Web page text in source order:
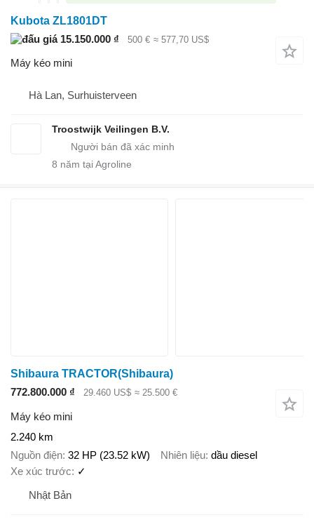
Kubota ZL1801DT
15.150.000 ₫
500 € ≈ 577,70 US$
Máy kéo mini
Hà Lan, Surhuisterveen
Troostwijk Veilingen B.V.
8 năm tại Agroline
Shibaura TRACTOR(Shibaura)
772.800.000 ₫
29.460 US$ ≈ 25.500 €
Máy kéo mini
2.240 km
Nguồn điện 32 HP (23.52 kW) Nhiên liệu dầu diesel
Xe xúc trước
✓
Nhật Bản